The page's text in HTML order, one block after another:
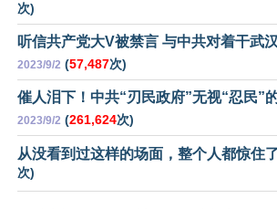
次)
听信共产党大V被禁言 与中共对着干武
2023/9/2 (57,487次)
催人泪下！中共“刃民政府”无视“忍民”
2023/9/2 (261,624次)
从没看到过这样的场面，整个人都惊住
次)